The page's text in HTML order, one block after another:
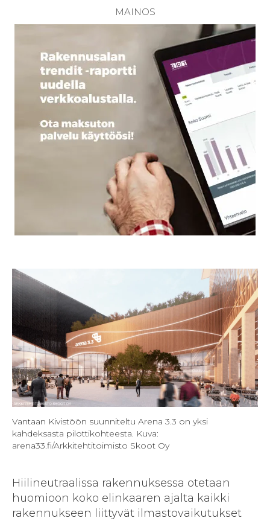
Vantaan Kivistöön suunniteltu Arena 3.3 on yksi
kahdeksasta pilottikohteesta. Kuva:
arena33.fi/Arkkitehtitoimisto Skoot Oy
Hiilineutraalissa rakennuksessa otetaan
huomioon koko elinkaaren ajalta kaikki
rakennukseen liittyvät ilmastovaikutukset